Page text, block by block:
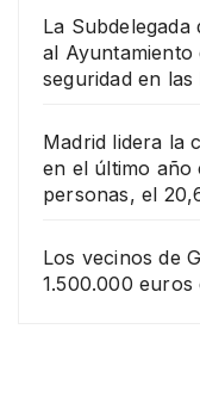
La
al Ayuntamiento
seguridad en
Madrid lidera la
en el último año
personas, el
Los vecinos de
1.500.000